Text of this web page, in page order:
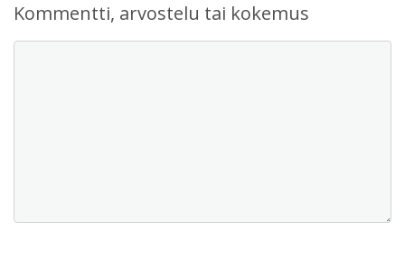
Kommentti, arvostelu tai kokemus